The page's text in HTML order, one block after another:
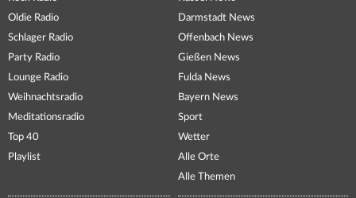
Oldie Radio
Schlager Radio
Party Radio
Lounge Radio
Weihnachtsradio
Meditationsradio
Top 40
Playlist
Darmstadt News
Offenbach News
Gießen News
Fulda News
Bayern News
Sport
Wetter
Alle Orte
Alle Themen